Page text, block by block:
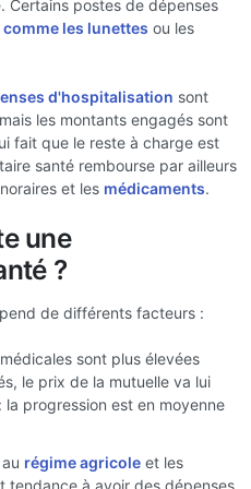
Certains postes de dépenses
comme les lunettes ou les
d'hospitalisation sont
les montants engagés sont
fait que le reste à charge est
santé rembourse par ailleurs
et les médicaments.
une
?
de différents facteurs :
sont plus élevées
le prix de la mutuelle va lui
progression est en moyenne
régime agricole et les
tendance à avoir des dépenses